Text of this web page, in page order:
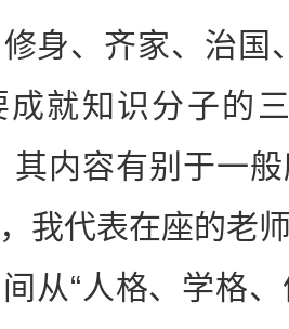
身、齐家、治国
成就知识分子的
其内容有别于一
我代表在座的老
从“人格、学格